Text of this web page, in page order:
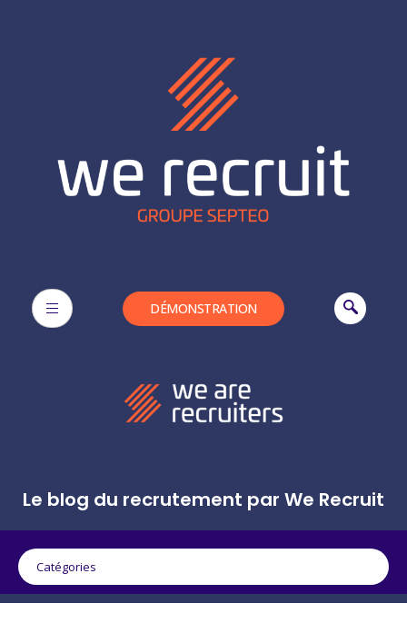
DÉMONSTRATION
Le blog du recrutement par We Recruit
Catégories